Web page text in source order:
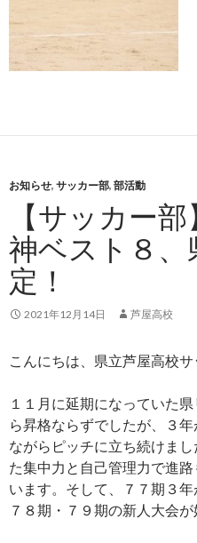
お知らせ, サッカー部, 部活動
【サッカー
神ベスト８、
定！
2021年12月14日 芦屋高校
こんにちは、県立芦屋高校サ
１１月に延期になっていた
ら昇格ならずでしたが、３
ながらピッチに立ち続けま
た集中力と自己管理力で進
います。そして、７７期３
７８期・７９期の新人大会が